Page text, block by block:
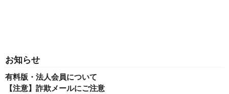
お知らせ
有料版・法人会員について
【注意】詐欺メールにご注意